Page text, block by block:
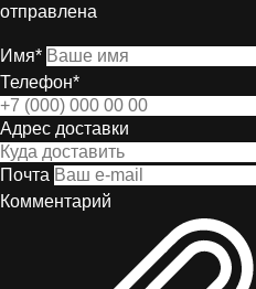
отправлена
Имя*
Телефон*
Адрес доставки
Почта
Комментарий